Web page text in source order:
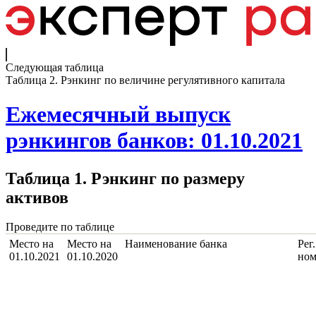
Следующая таблица
Таблица 2. Рэнкинг по величине регулятивного капитала
Ежемесячный выпуск
рэнкингов банков: 01.10.2021
Таблица 1. Рэнкинг по размеру
активов
Проведите по таблице
Место на
01.10.2021
Место на
01.10.2020
Наименование банка
Рег.